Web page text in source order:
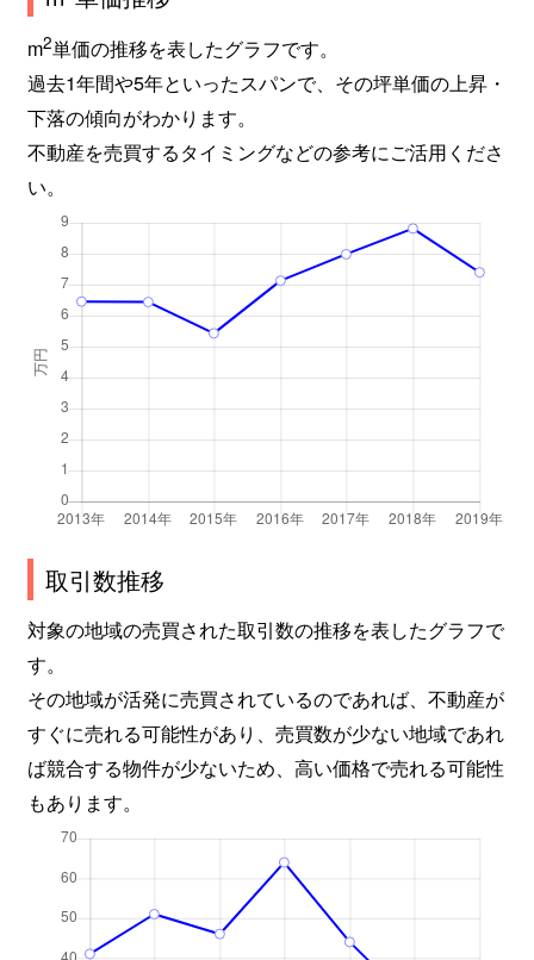
m2単価の推移を表したグラフです。
過去1年間や5年といったスパンで、その坪単価の上昇・
下落の傾向がわかります。
不動産を売買するタイミングなどの参考にご活用くださ
い。
取引数推移
対象の地域の売買された取引数の推移を表したグラフで
す。
その地域が活発に売買されているのであれば、不動産が
すぐに売れる可能性があり、売買数が少ない地域であれ
ば競合する物件が少ないため、高い価格で売れる可能性
もあります。